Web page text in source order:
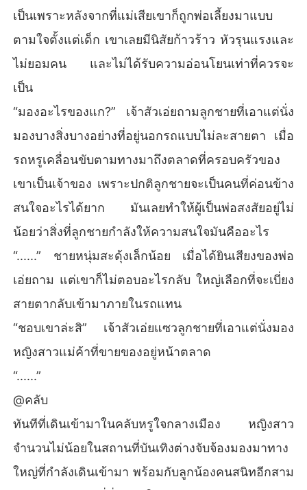
เป็นเพราะหลังจากที่แม่เสียเขาก็ถูกพ่อเลี้ยงมาแบบ
ตามใจตั้งแต่เด็ก เขาเลยมีนิสัยก้าวร้าว หัวรุนแรงและ
ไม่ยอมคน และไม่ได้รับความอ่อนโยนเท่าที่ควรจะ
เป็น
“มองอะไรของแก?” เจ้าสัวเอ่ยถามลูกชายที่เอาแต่นั่ง
มองบางสิ่งบางอย่างที่อยู่นอกรถแบบไม่ละสายตา เมื่อ
รถหรูเคลื่อนขับตามทางมาถึงตลาดที่ครอบครัวของ
เขาเป็นเจ้าของ เพราะปกติลูกชายจะเป็นคนที่ค่อนข้าง
สนใจอะไรได้ยาก มันเลยทำให้ผู้เป็นพ่อสงสัยอยู่ไม่
น้อยว่าสิ่งที่ลูกชายกำลังให้ความสนใจมันคืออะไร
“......” ชายหนุ่มสะดุ้งเล็กน้อย เมื่อได้ยินเสียงของพ่อ
เอ่ยถาม แต่เขาก็ไม่ตอบอะไรกลับ ใหญ่เลือกที่จะเบี่ยง
สายตากลับเข้ามาภายในรถแทน
“ชอบเขาล่ะสิ” เจ้าสัวเอ่ยแซวลูกชายที่เอาแต่นั่งมอง
หญิงสาวแม่ค้าที่ขายของอยู่หน้าตลาด
“......”
@คลับ
ทันทีที่เดินเข้ามาในคลับหรูใจกลางเมือง หญิงสาว
จำนวนไม่น้อยในสถานที่บันเทิงต่างจับจ้องมองมาทาง
ใหญ่ที่กำลังเดินเข้ามา พร้อมกับลูกน้องคนสนิทอีกสาม